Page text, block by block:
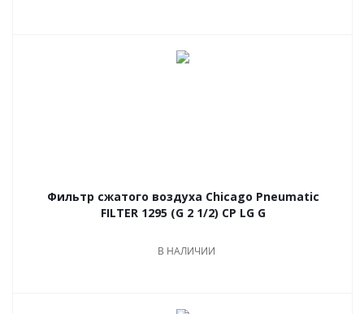
Фильтр сжатого воздуха Chicago Pneumatic
FILTER 1295 (G 2 1/2) CP LG G
В НАЛИЧИИ